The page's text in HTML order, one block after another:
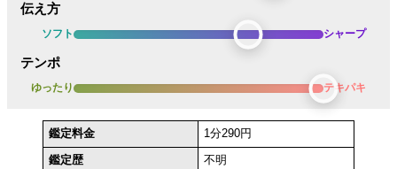
伝え方
ソフト シャープ
テンポ
ゆったり テキパキ
鑑定料金
1分290円
鑑定歴
不明